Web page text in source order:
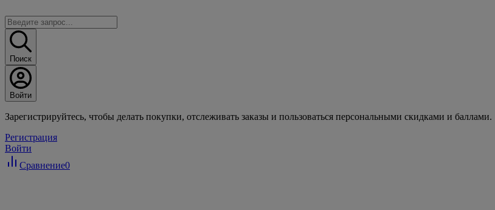
Поиск
Войти
Зарегистрируйтесь, чтобы делать покупки, отслеживать заказы и пользоваться персональными скидками и баллами.
Регистрация
Войти
Сравнение0